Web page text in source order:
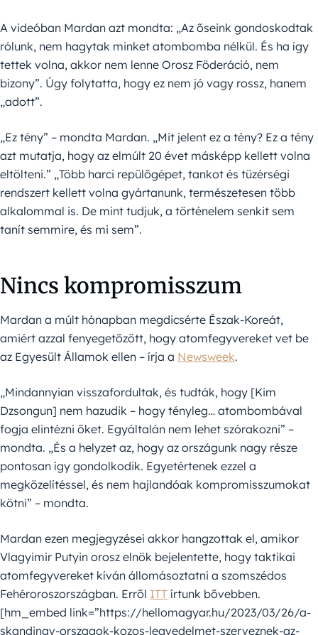
A videóban Mardan azt mondta: „Az őseink gondoskodtak
rólunk, nem hagytak minket atombomba nélkül. És ha így
tettek volna, akkor nem lenne Orosz Föderáció, nem
bizony”. Úgy folytatta, hogy ez nem jó vagy rossz, hanem
„adott”.
„Ez tény” – mondta Mardan. „Mit jelent ez a tény? Ez a tény
azt mutatja, hogy az elmúlt 20 évet másképp kellett volna
eltölteni.” „Több harci repülőgépet, tankot és tüzérségi
rendszert kellett volna gyártanunk, természetesen több
alkalommal is. De mint tudjuk, a történelem senkit sem
tanít semmire, és mi sem”.
Nincs kompromisszum
Mardan a múlt hónapban megdicsérte Észak-Koreát,
amiért azzal fenyegetőzött, hogy atomfegyvereket vet be
az Egyesült Államok ellen – írja a Newsweek.
„Mindannyian visszafordultak, és tudták, hogy [Kim
Dzsongun] nem hazudik – hogy tényleg… atombombával
fogja elintézni őket. Egyáltalán nem lehet szórakozni” –
mondta. „És a helyzet az, hogy az országunk nagy része
pontosan így gondolkodik. Egyetértenek ezzel a
megközelítéssel, és nem hajlandóak kompromisszumokat
kötni” – mondta.
Mardan ezen megjegyzései akkor hangzottak el, amikor
Vlagyimir Putyin orosz elnök bejelentette, hogy taktikai
atomfegyvereket kíván állomásoztatni a szomszédos
Fehéroroszországban. Erről ITT írtunk bővebben.
[hm_embed link=”https://hellomagyar.hu/2023/03/26/a-
skandinav-orszagok-kozos-legvedelmet-szerveznek-az-